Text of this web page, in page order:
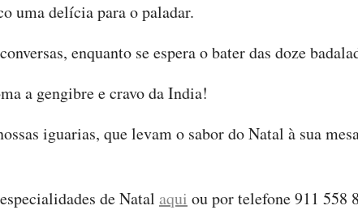
uma delícia para o paladar.
enquanto se espera o bater das doze
a gengibre e cravo da India!
iguarias, que levam o sabor do Natal à sua
de Natal aqui ou por telefone 911 558